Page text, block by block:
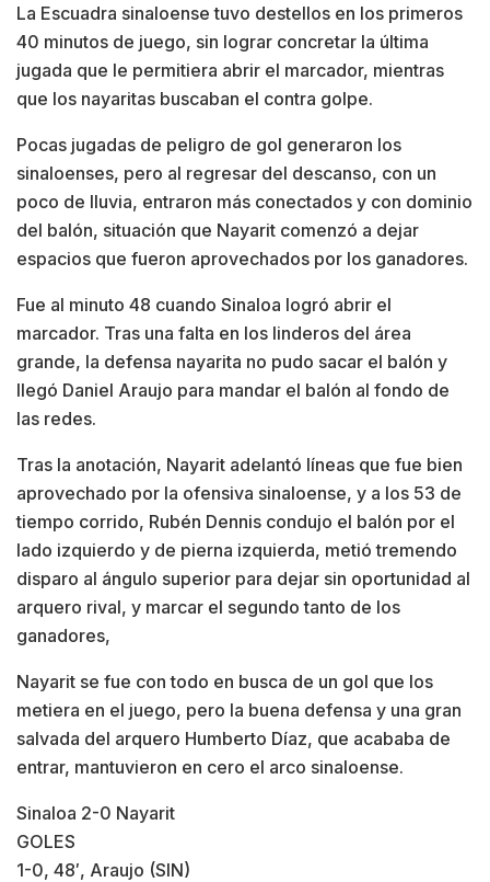
La Escuadra sinaloense tuvo destellos en los primeros
40 minutos de juego, sin lograr concretar la última
jugada que le permitiera abrir el marcador, mientras
que los nayaritas buscaban el contra golpe.
Pocas jugadas de peligro de gol generaron los
sinaloenses, pero al regresar del descanso, con un
poco de lluvia, entraron más conectados y con dominio
del balón, situación que Nayarit comenzó a dejar
espacios que fueron aprovechados por los ganadores.
Fue al minuto 48 cuando Sinaloa logró abrir el
marcador. Tras una falta en los linderos del área
grande, la defensa nayarita no pudo sacar el balón y
llegó Daniel Araujo para mandar el balón al fondo de
las redes.
Tras la anotación, Nayarit adelantó líneas que fue bien
aprovechado por la ofensiva sinaloense, y a los 53 de
tiempo corrido, Rubén Dennis condujo el balón por el
lado izquierdo y de pierna izquierda, metió tremendo
disparo al ángulo superior para dejar sin oportunidad al
arquero rival, y marcar el segundo tanto de los
ganadores,
Nayarit se fue con todo en busca de un gol que los
metiera en el juego, pero la buena defensa y una gran
salvada del arquero Humberto Díaz, que acababa de
entrar, mantuvieron en cero el arco sinaloense.
Sinaloa 2-0 Nayarit
GOLES
1-0, 48′, Araujo (SIN)